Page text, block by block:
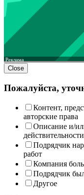
Реклама
Close
Пожалуйста,
Контент,
авторские права
Описание и/
действительности
Подрядчик
работ
Компания
Подрядчик
Другое